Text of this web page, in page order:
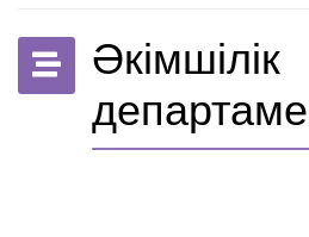
Әкімшілік